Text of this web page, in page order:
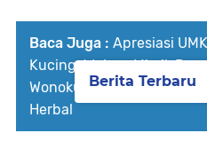
Baca Juga : Apresiasi
Kucing, Wabup Mimik
Wonokupang Jadi
Herbal
Berita Terbaru